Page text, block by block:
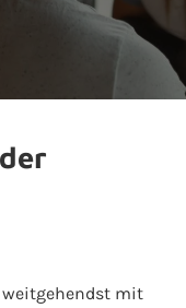
weitgehendst mit